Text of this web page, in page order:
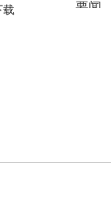
载载
要闻